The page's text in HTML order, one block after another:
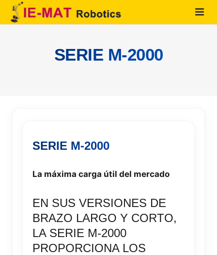
QUIENES SOMOS
CONTACTO
SERIE M-2000
SERIE M-2000
La máxima carga útil del mercado
EN SUS VERSIONES DE
BRAZO LARGO Y CORTO,
LA SERIE M-2000
PROPORCIONA LOS